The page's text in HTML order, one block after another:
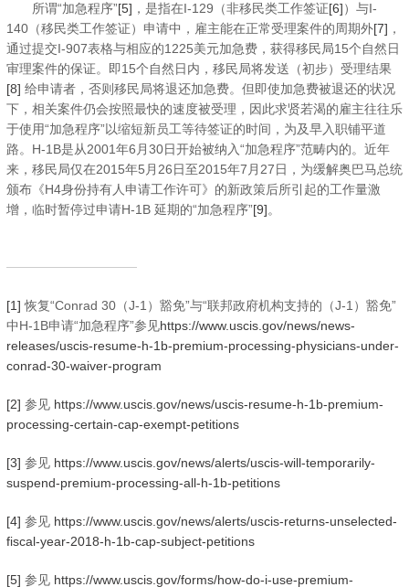
所谓“加急程序”[5] ，是指在I-129（非移民类工作签证[6]）与I-
140（移民类工作签证）申请中，雇主能在正常受理案件的周期外[7] ，
通过提交I-907表格与相应的1225美元加急费，获得移民局15个自然日
审理案件的保证。即15个自然日内，移民局将发送（初步）受理结果
[8] 给申请者，否则移民局将退还加急费。但即使加急费被退还的状况
下，相关案件仍会按照最快的速度被受理，因此求贤若渴的雇主往往乐
于使用“加急程序”以缩短新员工等待签证的时间，为及早入职铺平道
路。H-1B是从2001年6月30日开始被纳入“加急程序”范畴内的。近年
来，移民局仅在2015年5月26日至2015年7月27日，为缓解奥巴马总统
颁布《H4身份持有人申请工作许可》的新政策后所引起的工作量激
增，临时暂停过申请H-1B 延期的“加急程序”[9]。
[1] 恢复“Conrad 30（J-1）豁免”与“联邦政府机构支持的（J-1）豁免”
中H-1B申请“加急程序”参见https://www.uscis.gov/news/news-
releases/uscis-resume-h-1b-premium-processing-physicians-under-
conrad-30-waiver-program
[2] 参见 https://www.uscis.gov/news/uscis-resume-h-1b-premium-
processing-certain-cap-exempt-petitions
[3] 参见 https://www.uscis.gov/news/alerts/uscis-will-temporarily-
suspend-premium-processing-all-h-1b-petitions
[4] 参见 https://www.uscis.gov/news/alerts/uscis-returns-unselected-
fiscal-year-2018-h-1b-cap-subject-petitions
[5] 参见 https://www.uscis.gov/forms/how-do-i-use-premium-